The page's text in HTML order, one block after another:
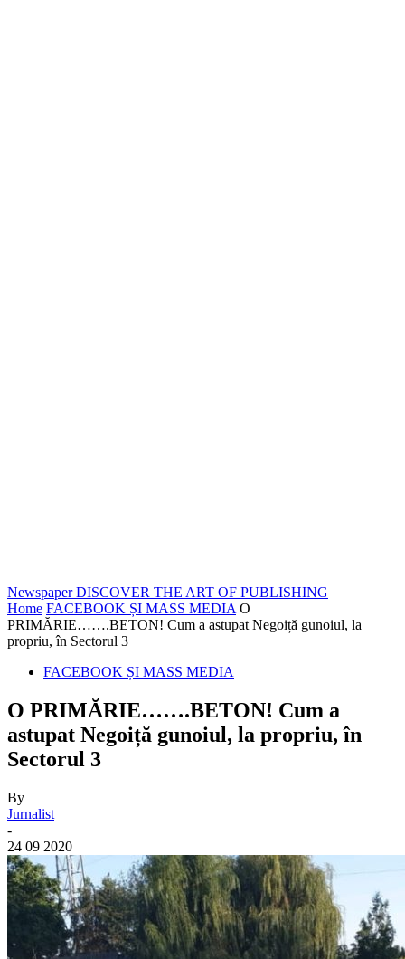
Newspaper DISCOVER THE ART OF PUBLISHING
Home FACEBOOK ȘI MASS MEDIA O
PRIMĂRIE…….BETON! Cum a astupat Negoiță gunoiul, la
propriu, în Sectorul 3
FACEBOOK ȘI MASS MEDIA
O PRIMĂRIE…….BETON! Cum a
astupat Negoiță gunoiul, la propriu, în
Sectorul 3
By
Jurnalist
-
24 09 2020